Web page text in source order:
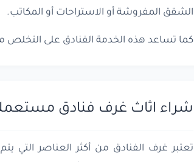
الشقق المفروشة أو الاستراحات أو المكاتب.
كما تساعد هذه الخدمة الفنادق على التخلص
شراء اثاث غرف فنادق
تعتبر غرف الفنادق من أكثر العناصر التي